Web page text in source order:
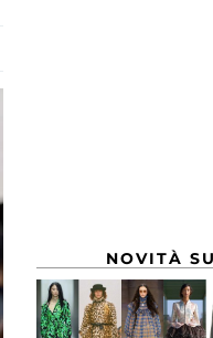
NOVITÀ